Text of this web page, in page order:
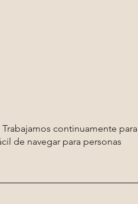
continuamente para
de navegar para personas